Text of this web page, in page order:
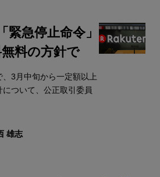
急停止命令」
料の方針で
3月中旬から一定額以上
ついて、公正取引委員
雄志